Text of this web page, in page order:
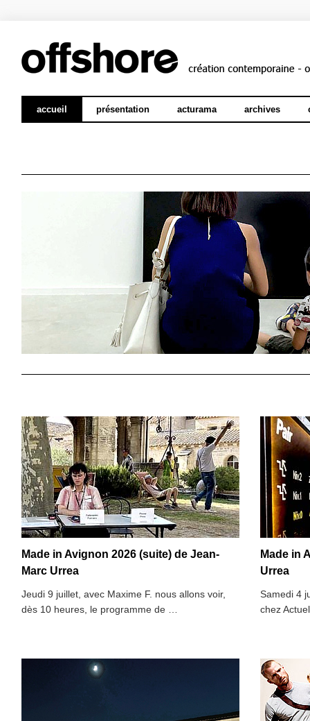
accueil présentation acturama archives
Made in Avignon 2026 (suite) de Jean-
Marc Urrea
Jeudi 9 juillet, avec Maxime F. nous allons voir,
dès 10 heures, le programme de …
Made in
Urrea
Samedi 4
chez